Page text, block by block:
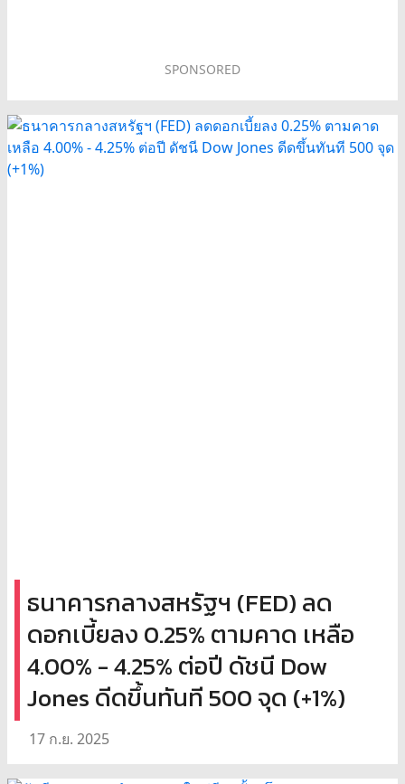
SPONSORED
ธนาคารกลางสหรัฐฯ (FED) ลด
ดอกเบี้ยลง 0.25% ตามคาด เหลือ
4.00% - 4.25% ต่อปี ดัชนี Dow
Jones ดีดขึ้นทันที 500 จุด (+1%)
17 ก.ย. 2025